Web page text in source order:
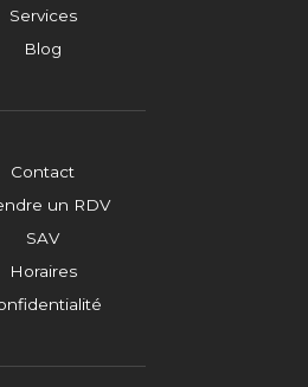
Services
Blog
Contact
un RDV
SAV
Horaires